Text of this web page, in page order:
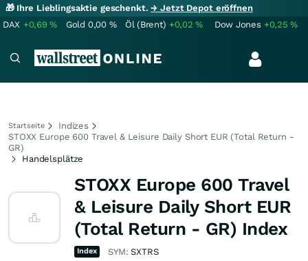
🎁 Ihre Lieblingsaktie geschenkt.→ Jetzt Depot eröffnen
DAX +0,69% Gold 0,00 % Öl (Brent) +0,02% Dow Jones +0,25%
Startseite
Indizes
STOXX Europe 600 Travel & Leisure Daily Short EUR (Total Return -
GR)
Handelsplätze
STOXX Europe 600 Travel
& Leisure Daily Short EUR
(Total Return - GR) Index
Index SYM:SXTRS